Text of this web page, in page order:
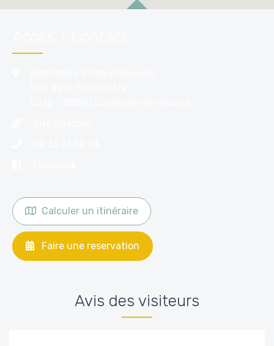
Calculer un itinéraire
Faire une reservation
Avis des visiteurs